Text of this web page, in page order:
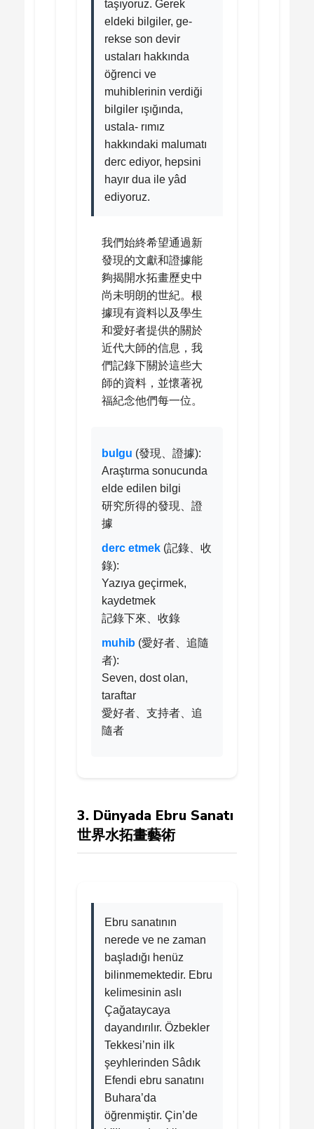
taşıyoruz. Gerek
eldeki bilgiler, ge-
rekse son devir
ustaları hakkında
öğrenci ve
muhiblerinin verdiği
bilgiler ışığında,
ustala- rımız
hakkındaki malumatı
derc ediyor, hepsini
hayır dua ile yâd
ediyoruz.
我們始終希望通過新
發現的文獻和證據能
夠揭開水拓畫歷史中
尚未明朗的世紀。根
據現有資料以及學生
和愛好者提供的關於
近代大師的信息，我
們記錄下關於這些大
師的資料，並懷著祝
福紀念他們每一位。
bulgu (發現、證據):
Araştırma sonucunda
elde edilen bilgi
研究所得的發現、證
據
derc etmek (記錄、收
錄):
Yazıya geçirmek,
kaydetmek
記錄下來、收錄
muhib (愛好者、追隨
者):
Seven, dost olan,
taraftar
愛好者、支持者、追
隨者
3. Dünyada Ebru Sanatı
世界水拓畫藝術
Ebru sanatının
nerede ve ne zaman
başladığı henüz
bilinmemektedir. Ebru
kelimesinin aslı
Çağataycaya
dayandırılır. Özbekler
Tekkesi’nin ilk
şeyhlerinden Sâdık
Efendi ebru sanatını
Buhara’da
öğrenmiştir. Çin’de